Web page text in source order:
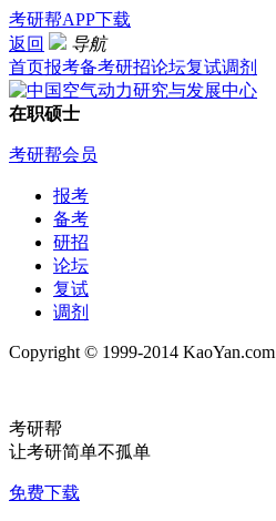
考研帮APP下载
返回
导航
首页报考备考研招论坛复试调剂
在职硕士
考研帮会员
报考
备考
研招
论坛
复试
调剂
Copyright © 1999-2014 KaoYan.com
考研帮
让考研简单不孤单
免费下载